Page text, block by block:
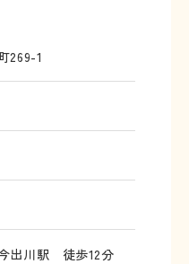
269-1
出川駅 徒歩12分